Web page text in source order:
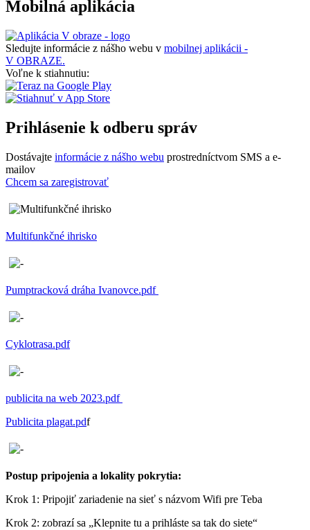
Mobilná aplikácia
Sledujte informácie z nášho webu v mobilnej aplikácii -
V OBRAZE.
Voľne k stiahnutiu:
Prihlásenie k odberu správ
Dostávajte informácie z nášho webu prostredníctvom SMS a e-
mailov
Chcem sa zaregistrovať
Multifunkčné ihrisko
Pumptracková dráha Ivanovce.pdf
Cyklotrasa.pdf
publicita na web 2023.pdf
Publicita plagat.pdf
Postup pripojenia a lokality pokrytia:
Krok 1: Pripojiť zariadenie na sieť s názvom Wifi pre Teba
Krok 2: zobrazí sa „Klepnite tu a prihláste sa tak do siete“